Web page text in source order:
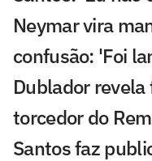
Neymar vira
confusão: 'Foi
Dublador
torcedor do
Santos faz